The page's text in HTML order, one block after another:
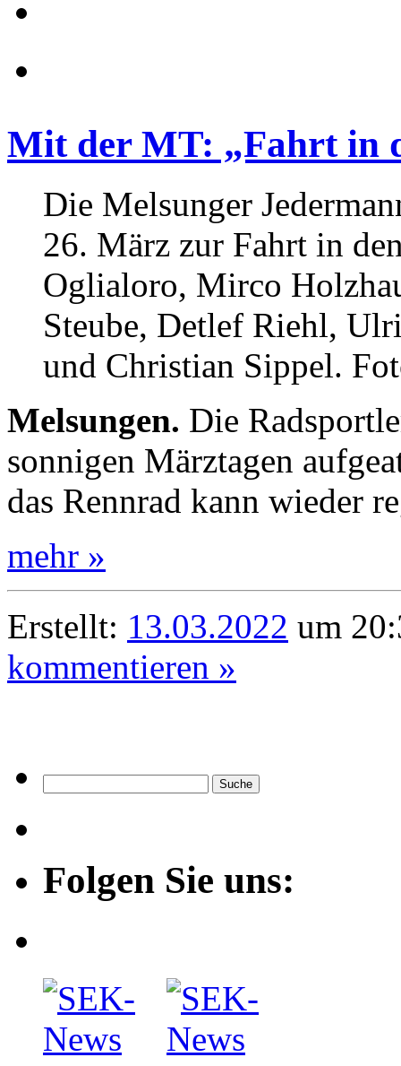
Mit der MT: „Fahrt in
Die Melsunger
26. März zur Fahrt in
Oglialoro, Mirco
Steube, Detlef Riehl,
und Christian Sippel.
Melsungen. Die
sonnigen Märztagen
das Rennrad kann wieder
mehr »
Erstellt: 13.03.2022 um
kommentieren »
Folgen Sie uns: